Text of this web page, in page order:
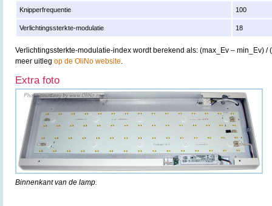
Knipperfrequentie 100
Verlichtingssterkte-modulatie 18
Verlichtingssterkte-modulatie-index wordt berekend als: (max_Ev – min_Ev) /
meer uitleg op de OliNo website.
Extra foto
Binnenkant van de lamp.